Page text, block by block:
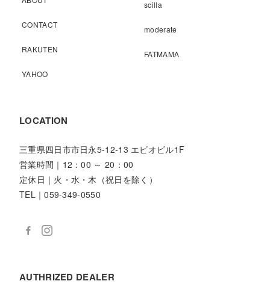
CONTACT
RAKUTEN
YAHOO
scilla
moderate
FATMAMA
LOCATION
三重県四日市市日永5-12-13 エビオビル1F
営業時間｜12：00 ～ 20：00
定休日｜火・水・木（祝日を除く）
TEL｜059-349-0550
AUTHRIZED DEALER